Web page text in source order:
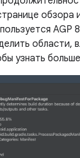
обзора
AGP
узнать